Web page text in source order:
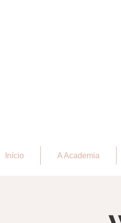
Início A Academia